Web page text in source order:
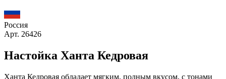
Россия
Арт. 26426
Настойка Ханта Кедровая
Ханта Кедровая обладает мягким, полным вкусом, с тонами